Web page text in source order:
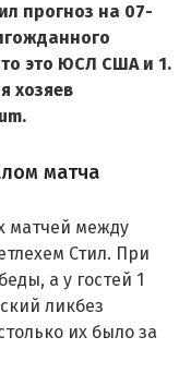
прогноз на 07-
это ЮСЛ США и 1.
хозяев
матча
матчей между
Стил. При
а у гостей 1
ликбез
их было за